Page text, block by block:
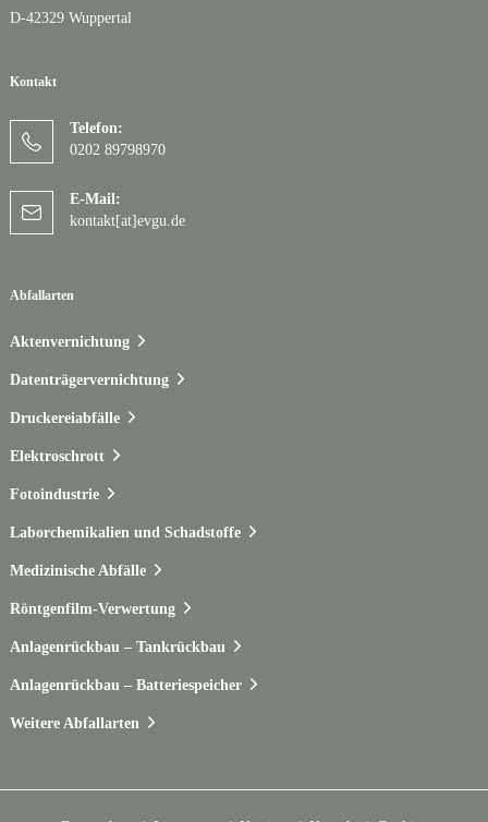
D-42329 Wuppertal
Kontakt
Telefon:
0202 89798970
E-Mail:
kontakt[at]evgu.de
Abfallarten
Aktenvernichtung
Datenträgervernichtung
Druckereiabfälle
Elektroschrott
Fotoindustrie
Laborchemikalien und Schadstoffe
Medizinische Abfälle
Röntgenfilm-Verwertung
Anlagenrückbau – Tankrückbau
Anlagenrückbau – Batteriespeicher
Weitere Abfallarten